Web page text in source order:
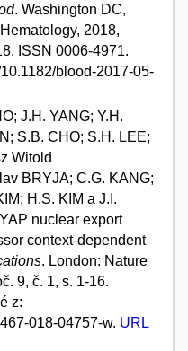
. Washington DC,
2018,
ISSN 0006-4971.
blood-2017-05-
J.H. YANG; Y.H.
S.B. CHO; S.H. LEE;
Witold
BRYJA; C.G. KANG;
H.S. KIM a J.I.
nuclear export
context-dependent
. London: Nature
9, č. 1, s. 1-16.
z:
018-04757-w. URL